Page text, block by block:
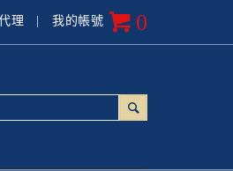
| 我的帳號 0
理